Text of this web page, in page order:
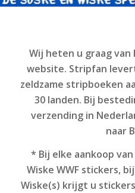
Wij heten u graag
website. Stripfan
zeldzame stripboeken
30 landen. Bij
verzending in
naar
* Bij elke aankoop
Wiske WWF stickers,
Wiske(s)